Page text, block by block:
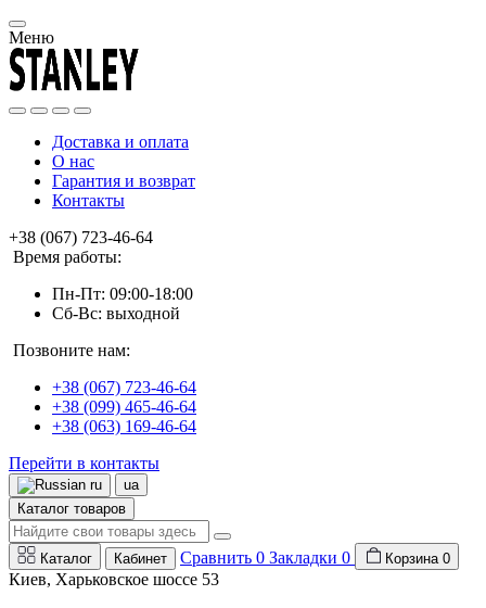
Меню
Доставка и оплата
О нас
Гарантия и возврат
Контакты
+38 (067) 723-46-64
Время работы:
Пн-Пт: 09:00-18:00
Сб-Вс: выходной
Позвоните нам:
+38 (067) 723-46-64
+38 (099) 465-46-64
+38 (063) 169-46-64
Перейти в контакты
ru
ua
Каталог товаров
Каталог Кабинет Сравнить 0 Закладки 0 Корзина 0
Киев, Харьковское шоссе 53